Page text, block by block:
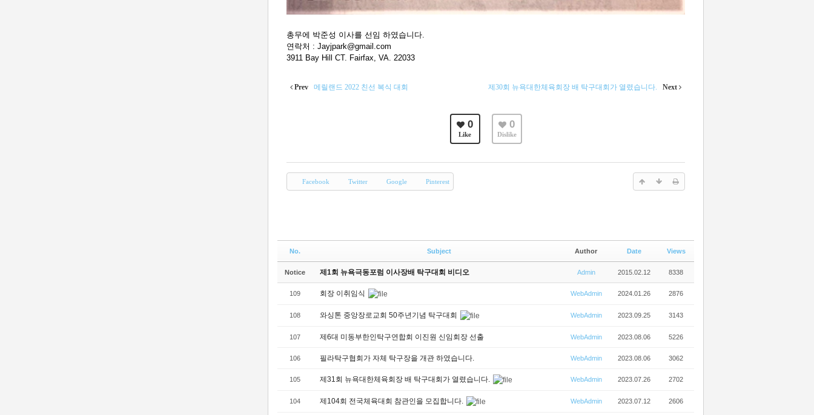
총무에 박준성 이사를 선임 하였습니다.
연락처 : Jayjpark@gmail.com
3911 Bay Hill CT. Fairfax, VA. 22033
Prev 메릴랜드 2022 친선 복식 대회 제30회 뉴욕대한체육회장 배 탁구대회가 열렸습니다. Next
0
Like
0
Dislike
Facebook Twitter Google Pinterest
No. Subject Author Date Views
Notice 제1회 뉴욕극동포럼 이사장배 탁구대회 비디오 Admin 2015.02.12 8338
109 회장 이취임식 WebAdmin 2024.01.26 2876
108 와싱톤 중앙장로교회 50주년기념 탁구대회 WebAdmin 2023.09.25 3143
107 제6대 미동부한인탁구연합회 이진원 신임회장 선출 WebAdmin 2023.08.06 5226
106 필라탁구협회가 자체 탁구장을 개관 하였습니다. WebAdmin 2023.08.06 3062
105 제31회 뉴욕대한체육회장 배 탁구대회가 열렸습니다. WebAdmin 2023.07.26 2702
104 제104회 전국체육대회 참관인을 모집합니다. WebAdmin 2023.07.12 2606